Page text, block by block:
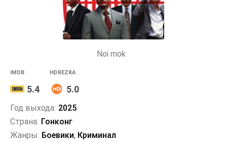
Noi mok
IMDB
5.4
HDREZKA
5.0
Год выхода: 2025
Страна: Гонконг
Жанры: Боевики, Криминал